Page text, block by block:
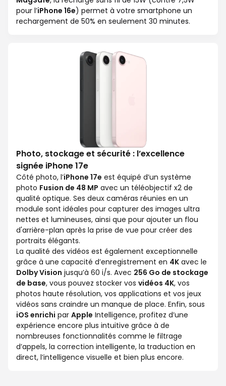
pour l’iPhone 16e) permet à votre smartphone un
rechargement de 50% en seulement 30 minutes.
Photo, stockage et sécurité : l’excellence
signée iPhone 17e
Côté photo, l’iPhone 17e est équipé d’un système
photo Fusion de 48 MP avec un téléobjectif x2 de
qualité optique. Ses deux caméras réunies en un
module sont idéales pour capturer des images ultra
nettes et lumineuses, ainsi que pour ajouter un flou
d'arrière-plan après la prise de vue pour créer des
portraits élégants.
La qualité des vidéos est également exceptionnelle
grâce à une capacité d’enregistrement en 4K avec le
Dolby Vision jusqu’à 60 i/s. Avec 256 Go de stockage
de base, vous pouvez stocker vos vidéos 4K, vos
photos haute résolution, vos applications et vos jeux
vidéos sans craindre un manque de place. Enfin, sous
iOS enrichi par Apple Intelligence, profitez d’une
expérience encore plus intuitive grâce à de
nombreuses fonctionnalités comme le filtrage
d’appels, la correction intelligente, la traduction en
direct, l’intelligence visuelle et bien plus encore.